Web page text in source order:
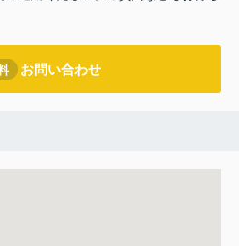
お問い合わせ